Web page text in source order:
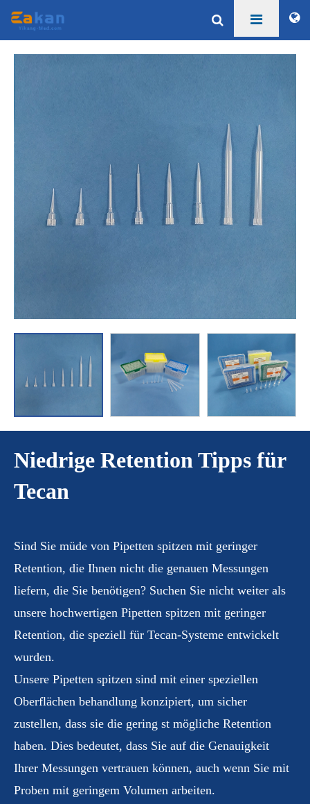
Niedrige Retention Tipps für
Tecan
Sind Sie müde von Pipetten spitzen mit geringer
Retention, die Ihnen nicht die genauen Messungen
liefern, die Sie benötigen? Suchen Sie nicht weiter als
unsere hochwertigen Pipetten spitzen mit geringer
Retention, die speziell für Tecan-Systeme entwickelt
wurden.
Unsere Pipetten spitzen sind mit einer speziellen
Oberflächen behandlung konzipiert, um sicher
zustellen, dass sie die gering st mögliche Retention
haben. Dies bedeutet, dass Sie auf die Genauigkeit
Ihrer Messungen vertrauen können, auch wenn Sie mit
Proben mit geringem Volumen arbeiten.